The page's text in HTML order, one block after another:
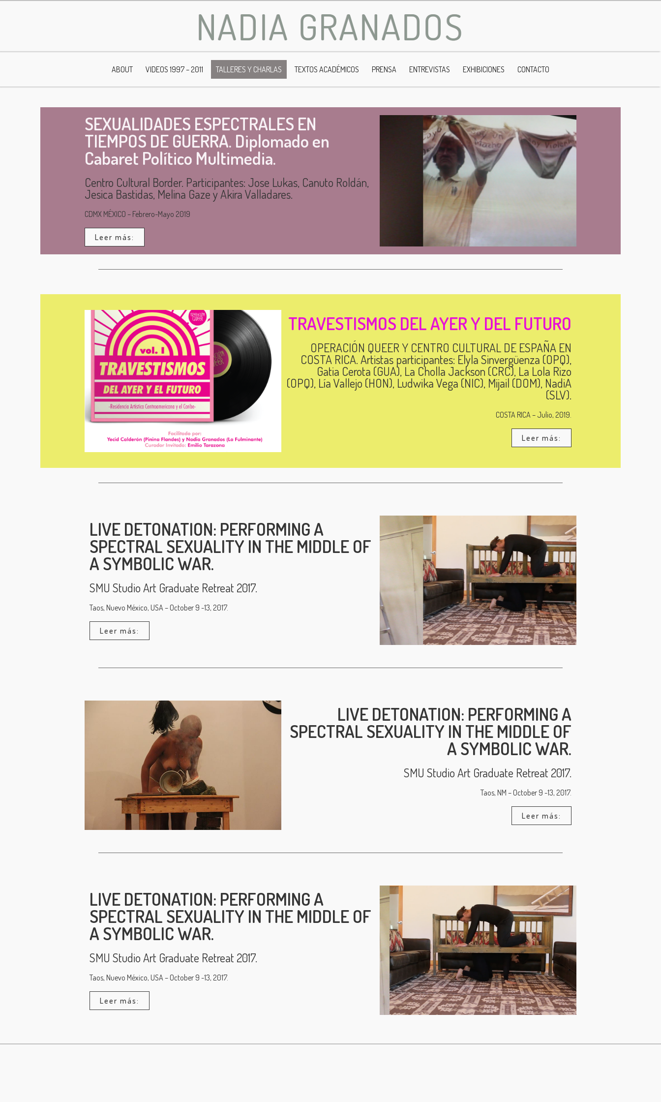
NADIA GRANADOS
ABOUT VIDEOS 1997 – 2011 TALLERES Y CHARLAS TEXTOS ACADÉMICOS PRENSA ENTREVISTAS EXHIBICIONES CONTACTO
SEXUALIDADES ESPECTRALES EN
TIEMPOS DE GUERRA. Diplomado en
Cabaret Político Multimedia.
Centro Cultural Border. Participantes: Jose Lukas, Canuto Roldán,
Jesica Bastidas, Melina Gaze y Akira Valladares.
CDMX MÉXICO – Febrero-Mayo 2019
Leer más:
TRAVESTISMOS DEL AYER Y DEL FUTURO
OPERACIÓN QUEER Y CENTRO CULTURAL DE ESPAÑA EN
COSTA RICA. Artistas participantes: Elyla Sinvergüenza (OPQ),
Gatia Cerota (GUA), La Cholla Jackson (CRC), La Lola Rizo
(OPQ), Lía Vallejo (HON), Ludwika Vega (NIC), Mijail (DOM), NadiA
(SLV).
COSTA RICA – Julio, 2019.
Leer más:
LIVE DETONATION: PERFORMING A
SPECTRAL SEXUALITY IN THE MIDDLE OF
A SYMBOLIC WAR.
SMU Studio Art Graduate Retreat 2017.
Taos, Nuevo México, USA – October 9 -13, 2017.
Leer más:
LIVE DETONATION: PERFORMING A
SPECTRAL SEXUALITY IN THE MIDDLE OF
A SYMBOLIC WAR.
SMU Studio Art Graduate Retreat 2017.
Taos, NM – October 9 -13, 2017.
Leer más:
LIVE DETONATION: PERFORMING A
SPECTRAL SEXUALITY IN THE MIDDLE OF
A SYMBOLIC WAR.
SMU Studio Art Graduate Retreat 2017.
Taos, Nuevo México, USA – October 9 -13, 2017.
Leer más: